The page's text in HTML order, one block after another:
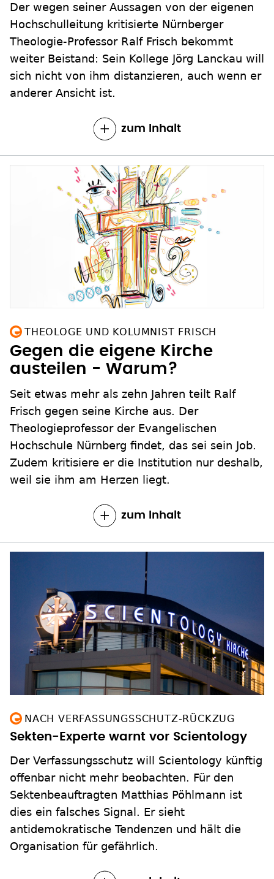
Der wegen seiner Aussagen von der eigenen
Hochschulleitung kritisierte Nürnberger
Theologie-Professor Ralf Frisch bekommt
weiter Beistand: Sein Kollege Jörg Lanckau will
sich nicht von ihm distanzieren, auch wenn er
anderer Ansicht ist.
zum Inhalt
THEOLOGE UND KOLUMNIST FRISCH
Gegen die eigene Kirche
austeilen - Warum?
Seit etwas mehr als zehn Jahren teilt Ralf
Frisch gegen seine Kirche aus. Der
Theologieprofessor der Evangelischen
Hochschule Nürnberg findet, das sei sein Job.
Zudem kritisiere er die Institution nur deshalb,
weil sie ihm am Herzen liegt.
zum Inhalt
NACH VERFASSUNGSSCHUTZ-RÜCKZUG
Sekten-Experte warnt vor Scientology
Der Verfassungsschutz will Scientology künftig
offenbar nicht mehr beobachten. Für den
Sektenbeauftragten Matthias Pöhlmann ist
dies ein falsches Signal. Er sieht
antidemokratische Tendenzen und hält die
Organisation für gefährlich.